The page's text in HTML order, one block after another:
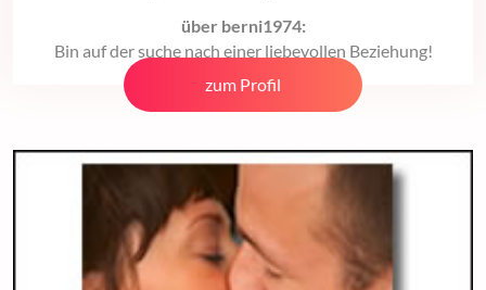
über berni1974:
Bin auf der suche nach einer liebevollen Beziehung!
zum Profil